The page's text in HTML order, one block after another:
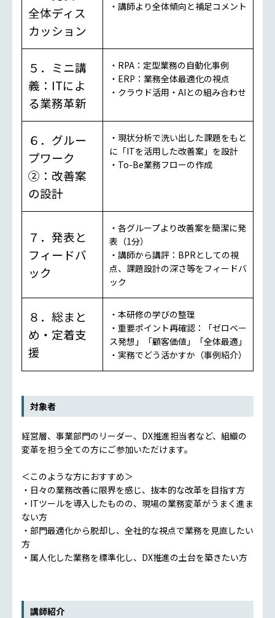
全体ディス
カッション
・講師より全体傾向と補足コメント
５．ミニ講
義：ITによ
る業務革新
・RPA：定型業務の自動化事例
・ERP：業務全体最適化の視点
・クラウド活用・AIとの組み合わせ
６．グルー
プワーク
②：改善案
の設計
・現状分析で洗い出した課題をもと
に「ITを活用した改善案」を設計
・To-Be業務フローの作成
７．発表と
フィードバ
ック
・各グループより改善案を簡潔に発
表（1分）
・講師から講評：BPRとしての視
点、課題設計の深さ等をフィードバ
ック
８．総まと
め・定着支
援
・本研修の学びの整理
・重要ポイント再確認：「ゼロベー
ス発想」「顧客価値」「全体最適」
・実務でどう活かすか（事例紹介）
対象者
経営層、事業部門のリーダー、DX推進担当者など、組織の
変革を担う全ての方にご参加いただけます。
＜このような方におすすめ＞
・日々の業務改善に限界を感じ、抜本的な改革を目指す方
・ITツールを導入したものの、現場の業務変革がうまく進ま
ない方
・部門最適化から脱却し、全社的な視点で業務を見直したい
方
・属人化した業務を標準化し、DX推進の土台を築きたい方
講師紹介